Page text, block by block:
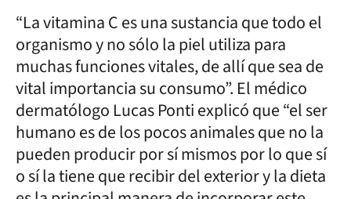
“La vitamina C es una sustancia que todo el
organismo y no sólo la piel utiliza para
muchas funciones vitales, de allí que sea de
vital importancia su consumo”. El médico
dermatólogo Lucas Ponti explicó que “el ser
humano es de los pocos animales que no la
pueden producir por sí mismos por lo que sí
o sí la tiene que recibir del exterior y la dieta